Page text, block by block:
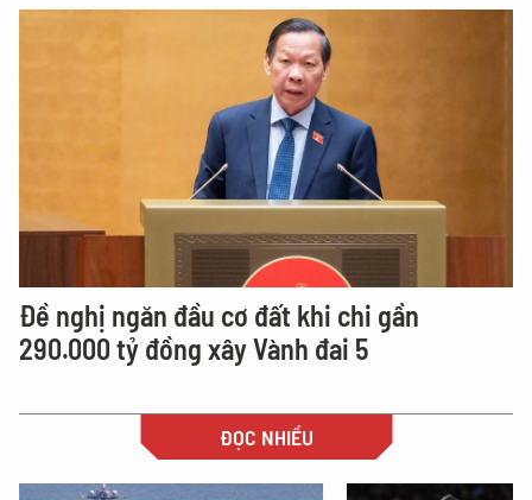
Đề nghị ngăn đầu cơ đất khi chi gần
290.000 tỷ đồng xây Vành đai 5
ĐỌC NHIỀU